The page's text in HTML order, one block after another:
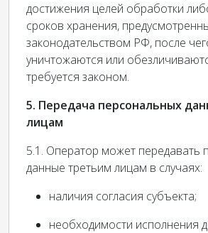
достижения целей обработки
сроков хранения,
законодательством РФ, после
уничтожаются или
требуется законом.
5. Передача персональных
лицам
5.1. Оператор может передавать
данные третьим лицам в случаях:
наличия согласия субъекта;
необходимости исполнения